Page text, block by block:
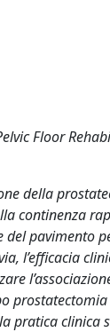
Floor
della
continenza
pavimento
l’efficacia
pratica clinica